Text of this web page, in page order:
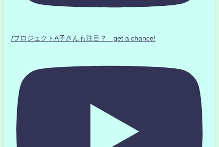
/プロジェクトA子さんも注目？ get a chance!